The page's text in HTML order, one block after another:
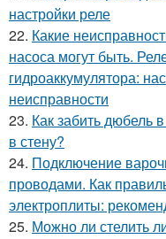
настройки реле
22. Какие
насоса могут быть.
гидроаккумулятора:
неисправности
23. Как забить дюбель
в стену?
24. Подключение
проводами. Как
электроплиты:
25. Можно ли стелить